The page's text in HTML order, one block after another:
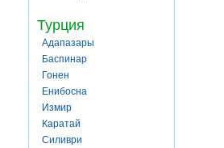
Турция
Адапазары
Баспинар
Гонен
Енибосна
Измир
Каратай
Силиври